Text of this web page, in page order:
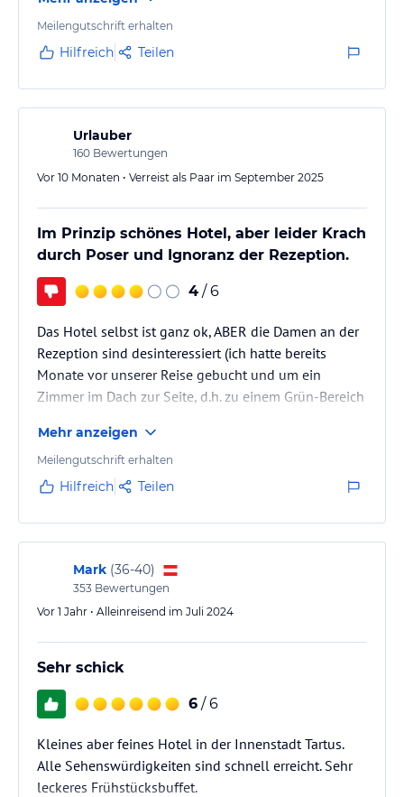
Meilengutschrift erhalten
Hilfreich Teilen
Urlauber
160 Bewertungen
Vor 10 Monaten • Verreist als Paar im September 2025
Im Prinzip schönes Hotel, aber leider Krach
durch Poser und Ignoranz der Rezeption.
4 / 6
Das Hotel selbst ist ganz ok, ABER die Damen an der
Rezeption sind desinteressiert (ich hatte bereits
Monate vor unserer Reise gebucht und um ein
Zimmer im Dach zur Seite, d.h. zu einem Grün-Bereich
hiess es dann, unsere Kategorie Zimmer gäbe es
nicht zur Seite raus, nur zur Strasse, es wäre auch
nichts sonst frei; das hatte uns das Hotel aber bei
gesamten Poser der Gegend scheinen die Strasse vor
dem Hotel (30km…
Mehr anzeigen
Meilengutschrift erhalten
Hilfreich Teilen
Mark (36-40)
353 Bewertungen
Vor 1 Jahr • Alleinreisend im Juli 2024
Sehr schick
6 / 6
Kleines aber feines Hotel in der Innenstadt Tartus.
Alle Sehenswürdigkeiten sind schnell erreicht. Sehr
leckeres Frühstücksbuffet.